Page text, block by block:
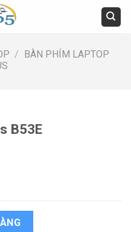
/ BÀN PHÍM LAPTOP
B53E